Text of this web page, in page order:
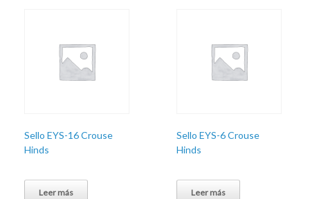
Sello EYS-16 Crouse
Hinds
Leer más
Sello EYS-6 Crouse
Hinds
Leer más